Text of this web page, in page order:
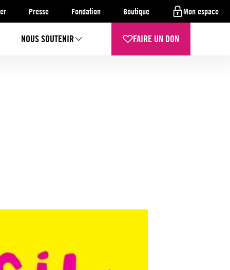
Presse Fondation Boutique Mon espace
NOUS SOUTENIR FAIRE UN DON